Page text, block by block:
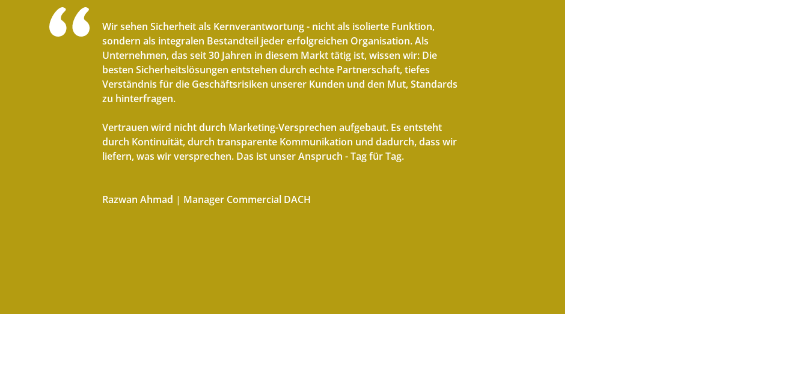
Wir sehen Sicherheit als Kernverantwortung - nicht als isolierte Funktion,
sondern als integralen Bestandteil jeder erfolgreichen Organisation. Als
Unternehmen, das seit 30 Jahren in diesem Markt tätig ist, wissen wir: Die
besten Sicherheitslösungen entstehen durch echte Partnerschaft, tiefes
Verständnis für die Geschäftsrisiken unserer Kunden und den Mut, Standards
zu hinterfragen.
Vertrauen wird nicht durch Marketing-Versprechen aufgebaut. Es entsteht
durch Kontinuität, durch transparente Kommunikation und dadurch, dass wir
liefern, was wir versprechen. Das ist unser Anspruch - Tag für Tag.
Razwan Ahmad | Manager Commercial DACH